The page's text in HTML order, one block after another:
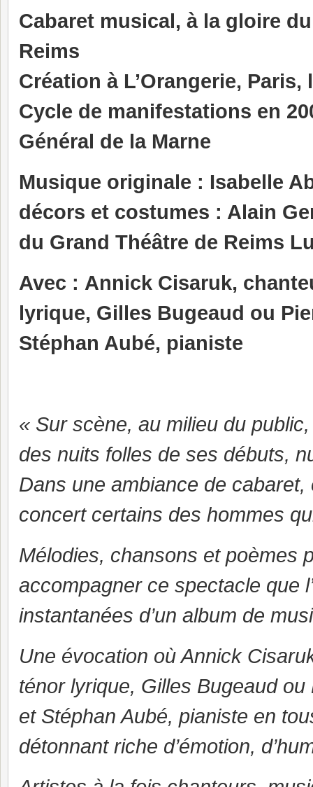
Cabaret musical, à la gloire
Reims
Création à L’Orangerie, Paris,
Cycle de manifestations en
Général de la Marne
Musique originale : Isabelle
décors et costumes : Alain
du Grand Théâtre de Reims
Avec : Annick Cisaruk,
lyrique, Gilles Bugeaud ou
Stéphan Aubé, pianiste
« Sur scène, au milieu du
des nuits folles de ses débuts,
Dans une ambiance de cabaret,
concert certains des hommes
Mélodies, chansons et poèmes
accompagner ce spectacle que
instantanées d’un album de
Une évocation où Annick
ténor lyrique, Gilles Bugeaud
et Stéphan Aubé, pianiste en
détonnant riche d’émotion,